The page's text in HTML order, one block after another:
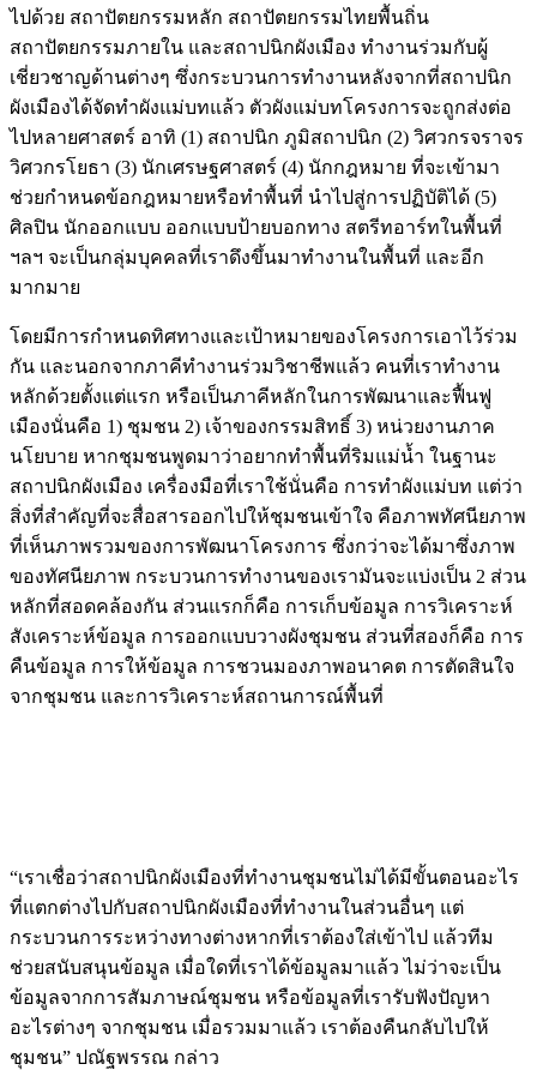
ไปด้วย สถาปัตยกรรมหลัก สถาปัตยกรรมไทยพื้นถิ่น
สถาปัตยกรรมภายใน และสถาปนิกผังเมือง ทำงานร่วมกับผู้
เชี่ยวชาญด้านต่างๆ ซึ่งกระบวนการทำงานหลังจากที่สถาปนิก
ผังเมืองได้จัดทำผังแม่บทแล้ว ตัวผังแม่บทโครงการจะถูกส่งต่อ
ไปหลายศาสตร์ อาทิ (1) สถาปนิก ภูมิสถาปนิก (2) วิศวกรจราจร
วิศวกรโยธา (3) นักเศรษฐศาสตร์ (4) นักกฎหมาย ที่จะเข้ามา
ช่วยกำหนดข้อกฎหมายหรือทำพื้นที่ นำไปสู่การปฏิบัติได้ (5)
ศิลปิน นักออกแบบ ออกแบบป้ายบอกทาง สตรีทอาร์ทในพื้นที่
ฯลฯ จะเป็นกลุ่มบุคคลที่เราดึงขึ้นมาทำงานในพื้นที่ และอีก
มากมาย
โดยมีการกำหนดทิศทางและเป้าหมายของโครงการเอาไว้ร่วม
กัน และนอกจากภาคีทำงานร่วมวิชาชีพแล้ว คนที่เราทำงาน
หลักด้วยตั้งแต่แรก หรือเป็นภาคีหลักในการพัฒนาและฟื้นฟู
เมืองนั่นคือ 1) ชุมชน 2) เจ้าของกรรมสิทธิ์ 3) หน่วยงานภาค
นโยบาย หากชุมชนพูดมาว่าอยากทำพื้นที่ริมแม่น้ำ ในฐานะ
สถาปนิกผังเมือง เครื่องมือที่เราใช้นั่นคือ การทำผังแม่บท แต่ว่า
สิ่งที่สำคัญที่จะสื่อสารออกไปให้ชุมชนเข้าใจ คือภาพทัศนียภาพ
ที่เห็นภาพรวมของการพัฒนาโครงการ ซึ่งกว่าจะได้มาซึ่งภาพ
ของทัศนียภาพ กระบวนการทำงานของเรามันจะแบ่งเป็น 2 ส่วน
หลักที่สอดคล้องกัน ส่วนแรกก็คือ การเก็บข้อมูล การวิเคราะห์
สังเคราะห์ข้อมูล การออกแบบวางผังชุมชน ส่วนที่สองก็คือ การ
คืนข้อมูล การให้ข้อมูล การชวนมองภาพอนาคต การตัดสินใจ
จากชุมชน และการวิเคราะห์สถานการณ์พื้นที่
“เราเชื่อว่าสถาปนิกผังเมืองที่ทำงานชุมชนไม่ได้มีขั้นตอนอะไร
ที่แตกต่างไปกับสถาปนิกผังเมืองที่ทำงานในส่วนอื่นๆ แต่
กระบวนการระหว่างทางต่างหากที่เราต้องใส่เข้าไป แล้วทีม
ช่วยสนับสนุนข้อมูล เมื่อใดที่เราได้ข้อมูลมาแล้ว ไม่ว่าจะเป็น
ข้อมูลจากการสัมภาษณ์ชุมชน หรือข้อมูลที่เรารับฟังปัญหา
อะไรต่างๆ จากชุมชน เมื่อรวมมาแล้ว เราต้องคืนกลับไปให้
ชุมชน” ปณัฐพรรณ กล่าว